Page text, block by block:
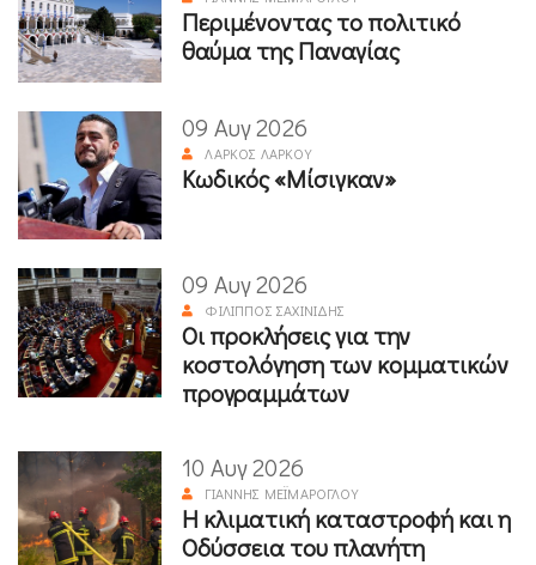
Περιμένοντας το πολιτικό
θαύμα της Παναγίας
09 Αυγ 2026
ΛΆΡΚΟΣ ΛΆΡΚΟΥ
Κωδικός «Μίσιγκαν»
09 Αυγ 2026
ΦΊΛΙΠΠΟΣ ΣΑΧΙΝΊΔΗΣ
Οι προκλήσεις για την
κοστολόγηση των κομματικών
προγραμμάτων
10 Αυγ 2026
ΓΙΆΝΝΗΣ ΜΕΪΜΆΡΟΓΛΟΥ
Η κλιματική καταστροφή και η
Οδύσσεια του πλανήτη